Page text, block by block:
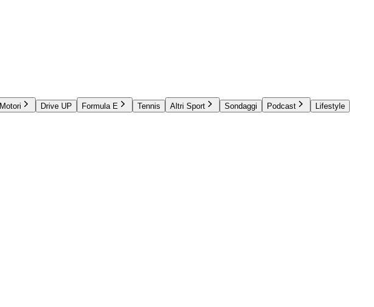
Motori Drive UP Formula E Tennis Altri Sport Sondaggi Podcast
Lifestyle